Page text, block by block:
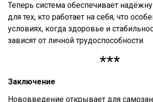
Теперь система обеспечивает
для тех, кто работает на себя, что
условиях, когда здоровье и
зависят от личной трудоспособности.
***
Заключение
Нововведение открывает для